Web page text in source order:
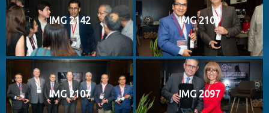
IMG 2142 IMG 2109
IMG 2107 IMG 2097